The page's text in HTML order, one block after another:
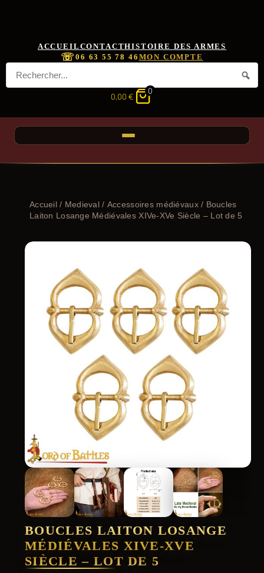
ACCUEIL CONTACTHISTOIRE DES ARMES
☏06 63 55 78 46 MON COMPTE
0,00 €
0
Accueil/ Medieval / Accessoires médiévaux/ Boucles
Laiton Losange Médiévales XIVe-XVe Siècle – Lot de 5
BOUCLES LAITON LOSANGE
MÉDIÉVALES XIVE-XVE
SIÈCLE – LOT DE 5